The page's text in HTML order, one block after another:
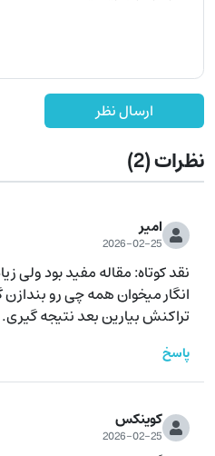
ارسال نظر
نظرات(2)
امیر
2026-02-25
تراکنش بیارین بعد نتیجه گیری.
پاسخ
کوینکس
2026-02-25